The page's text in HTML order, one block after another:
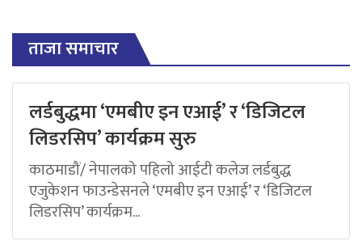
ताजा समाचार
लर्डबुद्धमा ‘एमबीए इन एआई’ र ‘डिजिटल
लिडरसिप’ कार्यक्रम सुरु
काठमाडौं/ नेपालको पहिलो आईटी कलेज लर्डबुद्ध
एजुकेशन फाउन्डेसनले ‘एमबीए इन एआई’ र ‘डिजिटल
लिडरसिप’ कार्यक्रम...